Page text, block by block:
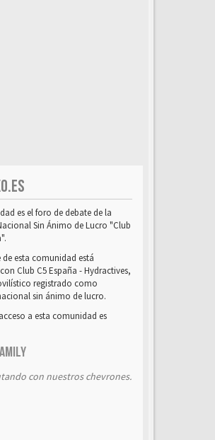
es el foro de debate de la
Sin Ánimo de Lucro "Club
de esta comunidad está
Club C5 España - Hydractives,
registrado como
sin ánimo de lucro.
a esta comunidad es
con nuestros chevrones.